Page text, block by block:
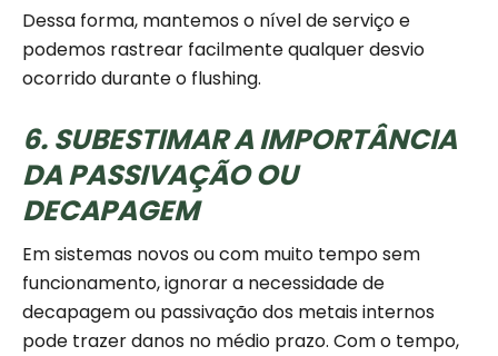
Dessa forma, mantemos o nível de serviço e
podemos rastrear facilmente qualquer desvio
ocorrido durante o flushing.
6. SUBESTIMAR A IMPORTÂNCIA
DA PASSIVAÇÃO OU
DECAPAGEM
Em sistemas novos ou com muito tempo sem
funcionamento, ignorar a necessidade de
decapagem ou passivação dos metais internos
pode trazer danos no médio prazo. Com o tempo,